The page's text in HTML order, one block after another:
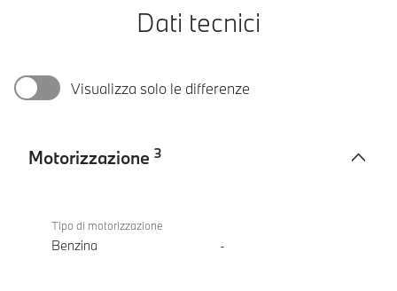
Dati tecnici
Visualizza solo le differenze
Motorizzazione 3
Competition
M xDrive
Tipo di motorizzazione
Benzina -